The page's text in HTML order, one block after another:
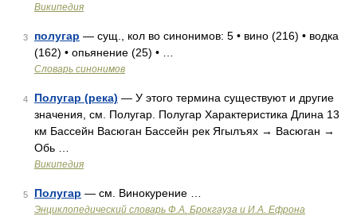
Википедия
3 полугар — сущ., кол во синонимов: 5 • вино (216) • водка
(162) • опьянение (25) • …
Словарь синонимов
4 Полугар (река) — У этого термина существуют и другие
значения, см. Полугар. Полугар Характеристика Длина 13
км Бассейн Васюган Бассейн рек Ягылъях → Васюган →
Обь …
Википедия
5 Полугар — см. Винокурение …
Энциклопедический словарь Ф.А. Брокгауза и И.А. Ефрона